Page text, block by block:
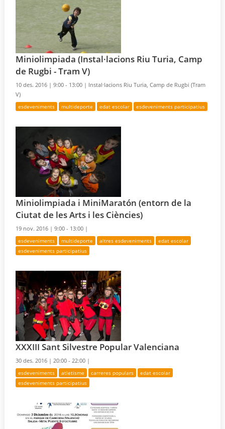
Miniolimpiada (Instal·lacions Riu Turia, Camp
de Rugbi - Tram V)
10 des. 2016 |9:00 - 13:00 | Instal·lacions Riu Turia, Camp de Rugbi (Tram
V)
esdeveniments multideporte edat escolar esdeveniments participatius
Miniolimpiada i MiniMaratón (entorn de la
Ciutat de les Arts i les Ciències)
19 nov. 2016 |9:00 - 13:00 |
esdeveniments multideporte altres esdeveniments
edat escolar
esdeveniments participatius
XXXIII Sant Silvestre Popular Valenciana
30 des. 2016 | 20:00 - 22:00 |
esdeveniments atletisme carreres populars
edat escolar
esdeveniments participatius